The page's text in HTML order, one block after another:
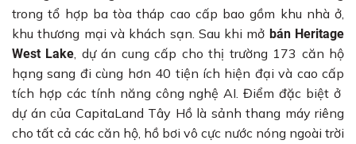
trong tổ hợp ba tòa tháp cao cấp bao gồm khu nhà ở,
khu thương mại và khách sạn. Sau khi mở bán Heritage
West Lake, dự án cung cấp cho thị trường 173 căn hộ
hạng sang đi cùng hơn 40 tiện ích hiện đại và cao cấp
tích hợp các tính năng công nghệ AI. Điểm đặc biệt ở
dự án của CapitaLand Tây Hồ là sảnh thang máy riêng
cho tất cả các căn hộ, hồ bơi vô cực nước nóng ngoài trời